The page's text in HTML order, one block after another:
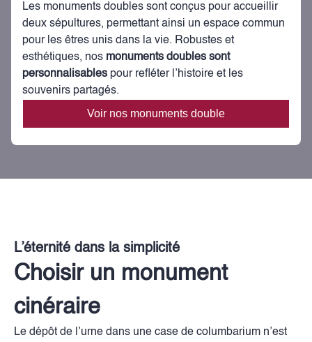
Les monuments doubles sont conçus pour accueillir
deux sépultures, permettant ainsi un espace commun
pour les êtres unis dans la vie. Robustes et
esthétiques, nos monuments doubles sont
personnalisables pour refléter l’histoire et les
souvenirs partagés.
Voir nos monuments double
L’éternité dans la simplicité
Choisir un monument
cinéraire
Le dépôt de l’urne dans une case de columbarium n’est